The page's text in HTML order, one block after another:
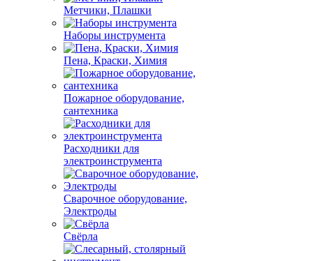
Метчики, Плашки
Наборы инструмента
Пена, Краски, Химия
Пожарное оборудование,
сантехника
Расходники для
электроинструмента
Сварочное оборудование,
Электроды
Свёрла